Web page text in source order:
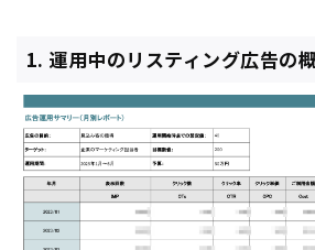
1. 運用中のリスティング広告の